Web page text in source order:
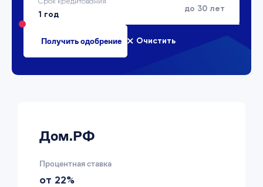
до 30 лет
Очистить
Дом.РФ
Процентная ставка
от 22%